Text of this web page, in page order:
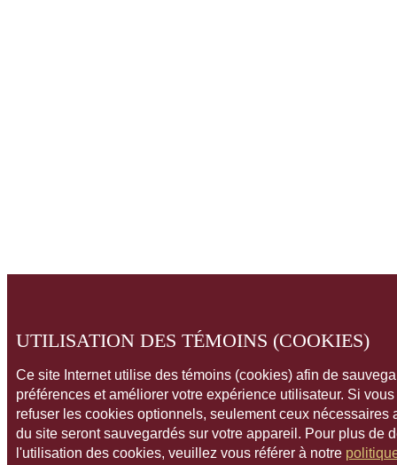
UTILISATION DES TÉMOINS (COOKIES)
Ce site Internet utilise des témoins (cookies) afin de
préférences et améliorer votre expérience utilisateur. Si
refuser les cookies optionnels, seulement ceux nécessaires
du site seront sauvegardés sur votre appareil. Pour plus de
l'utilisation des cookies, veuillez vous référer à notre